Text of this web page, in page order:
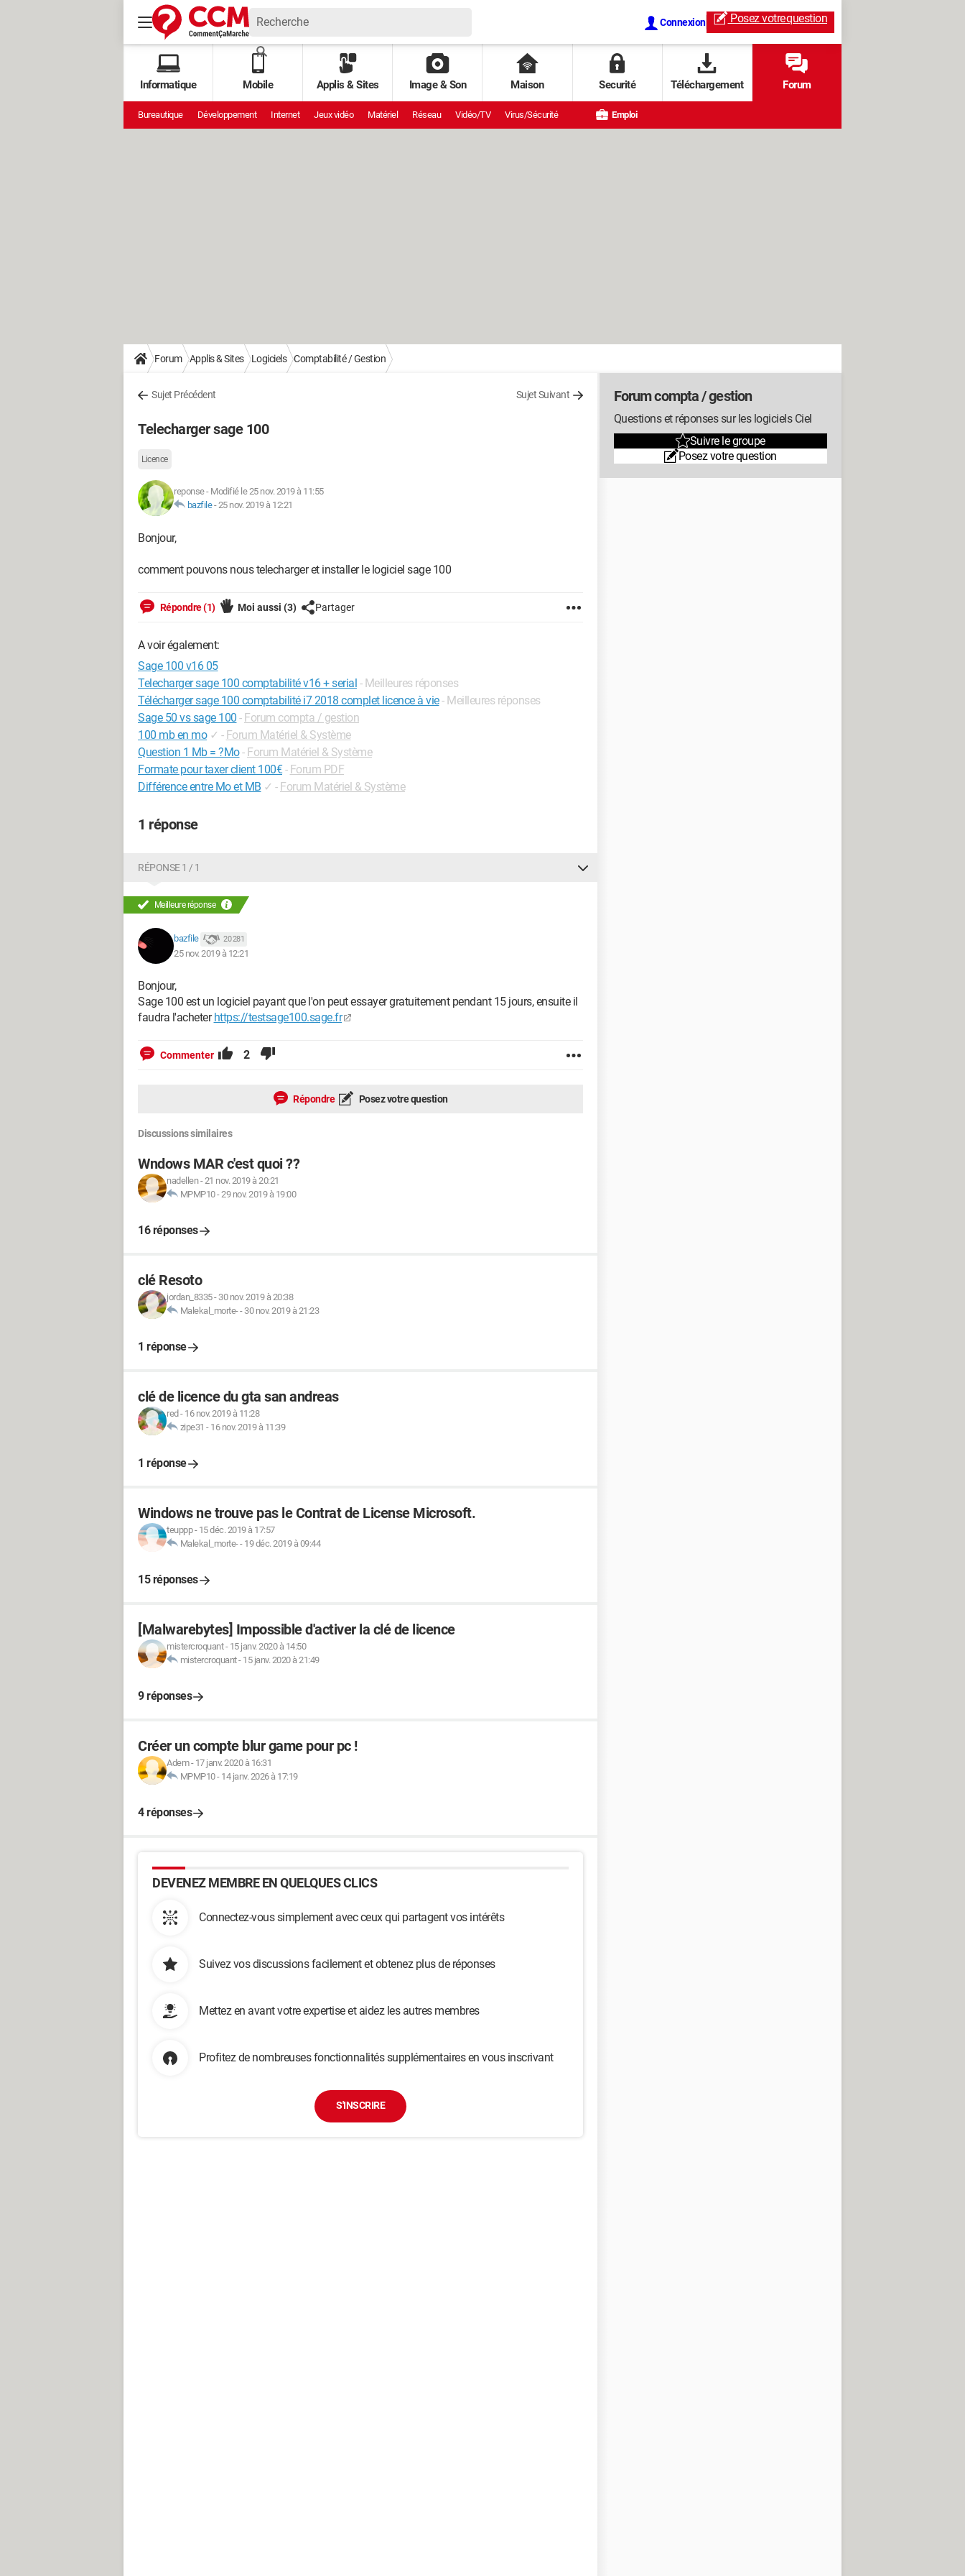
Connexion Posez votrequestion
Informatique Mobile Applis & Sites Image & Son Maison Securité Téléchargement Forum
Bureautique Développement Internet Jeux vidéo Matériel Réseau Vidéo/TV Virus/Sécurité Emploi
Forum Applis & Sites Logiciels Comptabilité / Gestion
Sujet Précédent Sujet Suivant
Telecharger sage 100
Licence
reponse- Modifié le 25 nov. 2019 à 11:55
bazfile-25 nov. 2019 à 12:21
Bonjour,
comment pouvons nous telecharger et installer le logiciel sage 100
Répondre (1) Moi aussi (3) Partager
A voir également:
Sage 100 v16 05
Telecharger sage 100 comptabilité v16 + serial - Meilleures réponses
Télécharger sage 100 comptabilité i7 2018 complet licence à vie- Meilleures réponses
Sage 50 vs sage 100 - Forum compta / gestion
100 mb en mo ✓ - Forum Matériel & Système
Question 1 Mb = ?Mo- Forum Matériel & Système
Formate pour taxer client 100€ - Forum PDF
Différence entre Mo et MB ✓ - Forum Matériel & Système
1 réponse
RÉPONSE 1 / 1
Meilleure réponse
bazfile 20 281
25 nov. 2019 à 12:21
Bonjour,
Sage 100 est un logiciel payant que l'on peut essayer gratuitement pendant 15 jours, ensuite il
faudra l'acheterhttps://testsage100.sage.fr
Commenter 2
Répondre Posez votre question
Discussions similaires
Wndows MAR c'est quoi ??
nadellen-21 nov. 2019 à 20:21
MPMP10-29 nov. 2019 à 19:00
16 réponses
clé Resoto
jordan_8335- 30 nov. 2019 à 20:38
Malekal_morte-- 30 nov. 2019 à 21:23
1 réponse
clé de licence du gta san andreas
red - 16 nov. 2019 à 11:28
zipe31 - 16 nov. 2019 à 11:39
1 réponse
Windows ne trouve pas le Contrat de License Microsoft.
teuppp- 15 déc. 2019 à 17:57
Malekal_morte-- 19 déc. 2019 à 09:44
15 réponses
[Malwarebytes] Impossible d'activer la clé de licence
mistercroquant- 15 janv. 2020 à 14:50
mistercroquant- 15 janv. 2020 à 21:49
9 réponses
Créer un compte blur game pour pc !
Adem- 17 janv. 2020 à 16:31
MPMP10- 14 janv. 2026 à 17:19
4 réponses
DEVENEZ MEMBRE EN QUELQUES CLICS
Connectez-vous simplement avec ceux qui partagent vos intérêts
Suivez vos discussions facilement et obtenez plus de réponses
Mettez en avant votre expertise et aidez les autres membres
Profitez de nombreuses fonctionnalités supplémentaires en vous inscrivant
S'INSCRIRE
Forum compta / gestion
Questions et réponses sur les logiciels Ciel
Suivre le groupe
Posez votre question